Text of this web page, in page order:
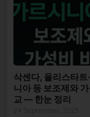
삭센다, 올리스타트
니아 등 보조제와
교 — 한눈 정리